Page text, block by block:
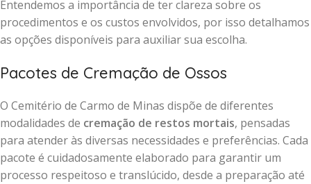
Entendemos a importância de ter clareza sobre os
procedimentos e os custos envolvidos, por isso detalhamos
as opções disponíveis para auxiliar sua escolha.
Pacotes de Cremação de Ossos
O Cemitério de Carmo de Minas dispõe de diferentes
modalidades de cremação de restos mortais, pensadas
para atender às diversas necessidades e preferências. Cada
pacote é cuidadosamente elaborado para garantir um
processo respeitoso e translúcido, desde a preparação até